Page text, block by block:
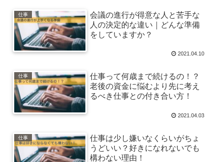
仕事
会議の進行が得意な人と苦手な
人の決定的な違い｜どんな準備
をしていますか？
2021.04.10
仕事
仕事って何歳まで続けるの！？
老後の資金に悩むより先に考え
るべき仕事との付き合い方！
2021.04.03
仕事
仕事は少し嫌いなくらいがちょ
うどいい？好きになれないでも
構わない理由！